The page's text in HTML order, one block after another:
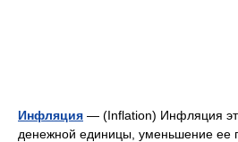
Инфляция — (Inflation) Инфляция
денежной единицы, уменьшение ее